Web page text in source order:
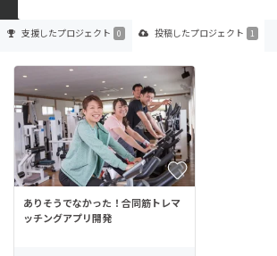
支援したプロジェクト 0 投稿したプロジェクト 1
ありそうでなかった！合同筋トレマ
ッチングアプリ開発